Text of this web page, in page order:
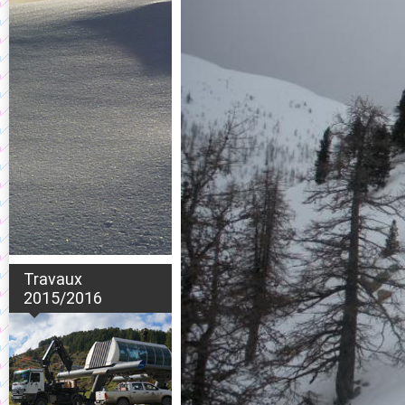
Travaux
2015/2016